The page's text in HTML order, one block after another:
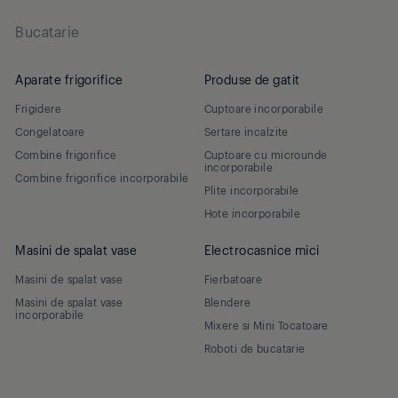
Bucatarie
Aparate frigorifice
Frigidere
Congelatoare
Combine frigorifice
Combine frigorifice incorporabile
Produse de gatit
Cuptoare incorporabile
Sertare incalzite
Cuptoare cu microunde
incorporabile
Plite incorporabile
Hote incorporabile
Masini de spalat vase
Masini de spalat vase
Masini de spalat vase
incorporabile
Electrocasnice mici
Fierbatoare
Blendere
Mixere si Mini Tocatoare
Roboti de bucatarie